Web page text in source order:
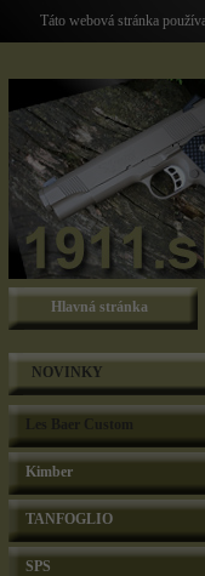
Táto webová stránka
Hlavná stránka
NOVINKY
Kimber
TANFOGLIO
SPS